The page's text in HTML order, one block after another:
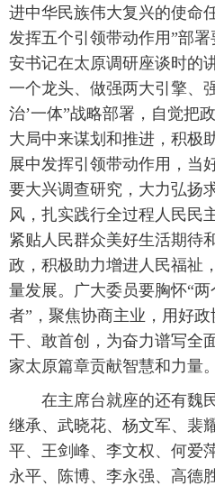
进中华民族伟大复兴的使命
发挥五个引领带动作用”部
安书记在太原调研座谈时的
一个龙头、做强两大引擎、
治’一体”战略部署，自觉把
大局中来谋划和推进，积极
展中发挥引领带动作用，当
要大兴调查研究，大力弘扬
风，扎实践行全过程人民民
紧贴人民群众美好生活期待
政，积极助力增进人民福祉
量发展。广大委员要胸怀“
者”，聚焦协商主业，用好
干、敢首创，为奋力谱写全
家太原篇章贡献智慧和力量。
在主席台就座的还有魏民
继承、武晓花、杨文军、裴
平、王剑峰、李文权、何爱
永平、陈博、李永强、高德